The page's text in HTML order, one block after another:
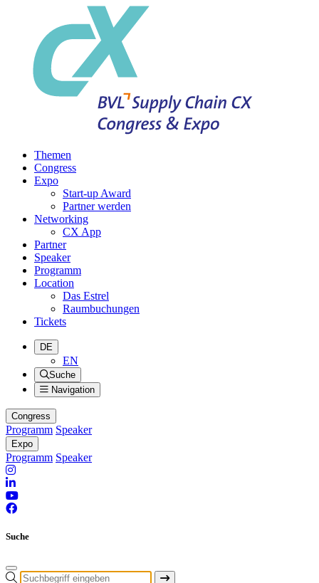
Themen
Congress
Expo
Start-up Award
Partner werden
Networking
CX App
Partner
Speaker
Programm
Location
Das Estrel
Raumbuchungen
Tickets
DE
EN
Suche
Navigation
Congress
Programm Speaker
Expo
Programm Speaker
Suche